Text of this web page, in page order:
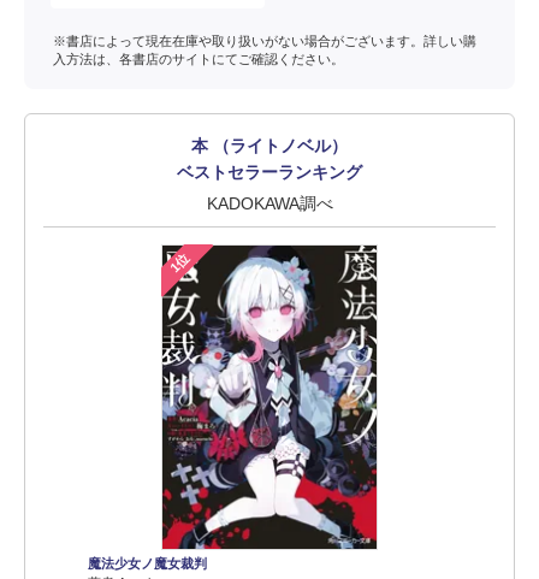
※書店によって現在在庫や取り扱いがない場合がございます。詳しい購
入方法は、各書店のサイトにてご確認ください。
本 （ライトノベル）
ベストセラーランキング
KADOKAWA調べ
1位
魔法少女ノ魔女裁判